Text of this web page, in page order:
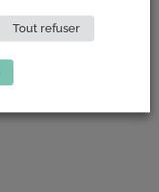
Tout refuser